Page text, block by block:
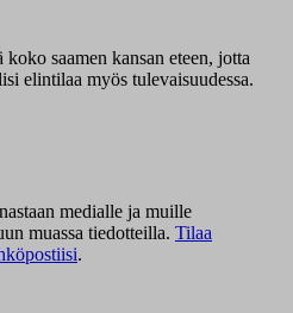
koko saamen kansan eteen, jotta
elintilaa myös tulevaisuudessa.
medialle ja muille
muassa tiedotteilla. Tilaa
.